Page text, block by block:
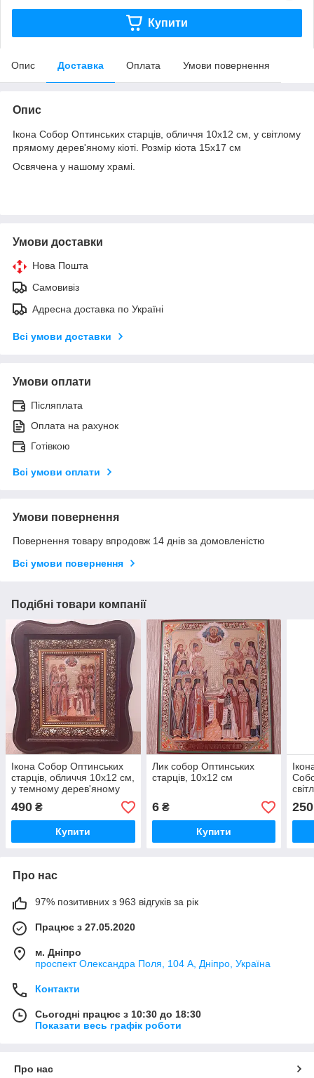
Купити
Опис Доставка Оплата Умови повернення
Опис
Ікона Собор Оптинських старців, обличчя 10х12 см, у світлому
прямому дерев'яному кіоті. Розмір кіота 15х17 см
Освячена у нашому храмі.
Умови доставки
Нова Пошта
Самовивіз
Адресна доставка по Україні
Всі умови доставки
Умови оплати
Післяплата
Оплата на рахунок
Готівкою
Всі умови оплати
Умови повернення
Повернення товару впродовж 14 днів за домовленістю
Всі умови повернення
Подібні товари компанії
Ікона Собор Оптинських
старців, обличчя 10х12 см,
у темному дерев'яному
кіоті
490 ₴
Купити
Лик собор Оптинських
старців, 10х12 см
6₴
Купити
250
Про нас
97% позитивних з 963 відгуків за рік
Працює з 27.05.2020
м. Дніпро
проспект Олександра Поля, 104 А, Дніпро, Україна
Контакти
Сьогодні працює з 10:30 до 18:30
Показати весь графік роботи
Про нас